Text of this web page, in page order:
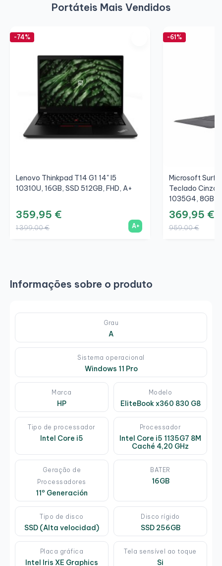
Portáteis Mais Vendidos
-74%
Lenovo Thinkpad T14 G1 14" I5
10310U, 16GB, SSD 512GB, FHD, A+
359,95 €
1 399,00 € A+
-61%
Microsoft
Teclado Cinza/
1035G4, 8GB,
369,95 €
959,00 €
Informações sobre o produto
Grau
A
Sistema operacional
Windows 11 Pro
Marca
HP
Modelo
EliteBook x360 830 G8
Tipo de processador
Intel Core i5
Processador
Intel Core i5 1135G7 8M
Caché 4,20 GHz
Geração de
Processadores
11º Generación
BATER
16GB
Tipo de disco
SSD (Alta velocidad)
Disco rígido
SSD 256GB
Placa gráfica
Intel Iris XE Graphics
Tela sensível ao toque
Si